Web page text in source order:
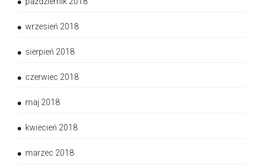
wrzesień 2018
sierpień 2018
czerwiec 2018
maj 2018
kwiecień 2018
marzec 2018